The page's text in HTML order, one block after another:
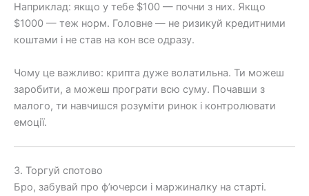
Наприклад: якщо у тебе $100 — почни з них. Якщо
$1000 — теж норм. Головне — не ризикуй кредитними
коштами і не став на кон все одразу.
Чому це важливо: крипта дуже волатильна. Ти можеш
заробити, а можеш програти всю суму. Почавши з
малого, ти навчишся розуміти ринок і контролювати
емоції.
3. Торгуй спотово
Бро, забувай про ф’ючерси і маржиналку на старті.